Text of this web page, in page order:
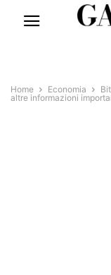
Home Economia
altre informazioni